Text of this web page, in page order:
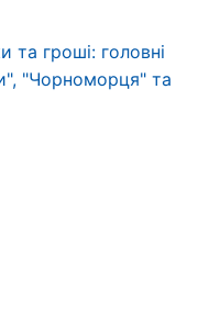
та гроші: головні
"Чорноморця" та